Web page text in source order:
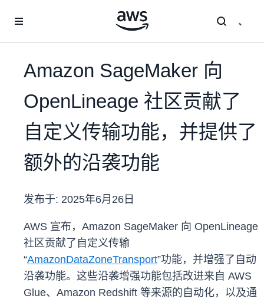
Amazon SageMaker 向
OpenLineage 社区贡献了
自定义传输功能，并提供了
额外的沿袭功能
发布于: 2025年6月26日
AWS 宣布，Amazon SageMaker 向 OpenLineage
社区贡献了自定义传输
“AmazonDataZoneTransport”功能，并增强了自动
沿袭功能。这些沿袭增强功能包括改进来自 AWS
Glue、Amazon Redshift 等来源的自动化，以及通